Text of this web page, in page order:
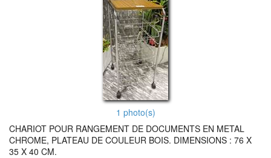
1 photo(s)
CHARIOT POUR RANGEMENT DE DOCUMENTS EN METAL
CHROME, PLATEAU DE COULEUR BOIS. DIMENSIONS : 76 X
35 X 40 CM.